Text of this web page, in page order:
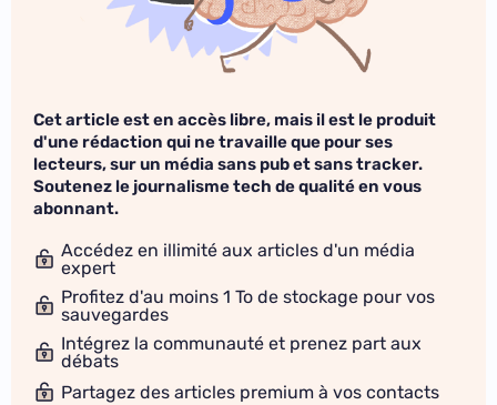
Cet article est en accès libre, mais il est le produit
d'une rédaction qui ne travaille que pour ses
lecteurs, sur un média sans pub et sans tracker.
Soutenez le journalisme tech de qualité en vous
abonnant.
Accédez en illimité aux articles d'un média
expert
Profitez d'au moins 1 To de stockage pour vos
sauvegardes
Intégrez la communauté et prenez part aux
débats
Partagez des articles premium à vos contacts